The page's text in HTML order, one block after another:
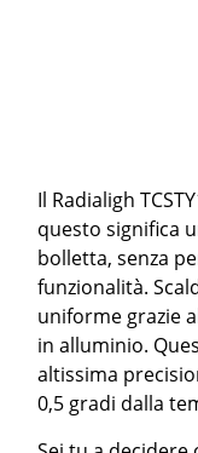
Il Radialigh
questo significa
bolletta, senza
funzionalità.
uniforme grazie
in alluminio.
altissima
0,5 gradi dalla